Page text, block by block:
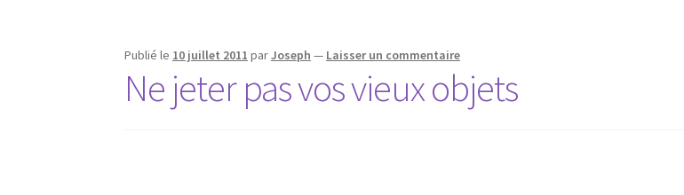
Publié le 10 juillet 2011 parJoseph — Laisser un commentaire
Ne jeter pas vos vieux objets